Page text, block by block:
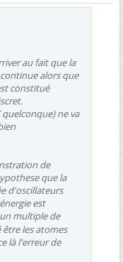
au fait que la
alors que
constitué
ne va
de
que la
d'oscillateurs
est
multiple de
être les atomes
là l'erreur de